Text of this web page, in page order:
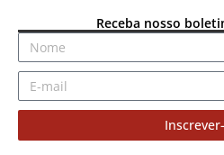
Receba nosso